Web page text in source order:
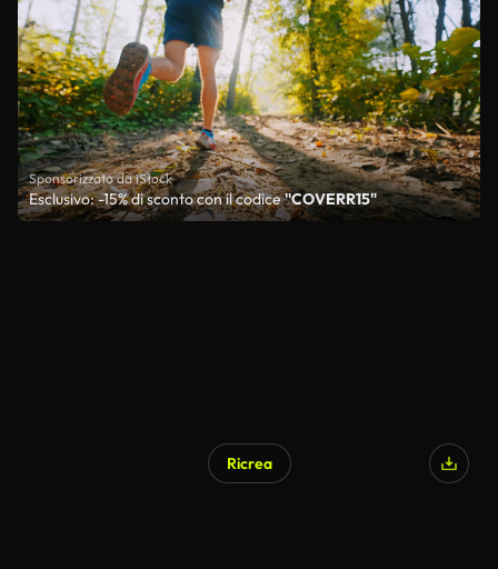
Sponsorizzato da iStock
Esclusivo: -15% di sconto con il codice"COVERR15"
Ricrea